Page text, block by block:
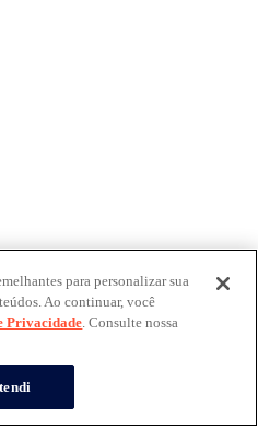
para personalizar sua
Ao continuar, você
Privacidade. Consulte nossa